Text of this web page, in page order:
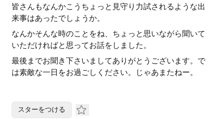
皆さんもなんかこうちょっと見守り力試されるような出
来事はあったでしょうか。
なんかそんな時のことをね、ちょっと思いながら聞いて
いただければと思ってお話をしました。
最後までお聞き下さいましてありがとうございます。で
は素敵な一日をお過ごしください。じゃあまたねー。
スターをつける